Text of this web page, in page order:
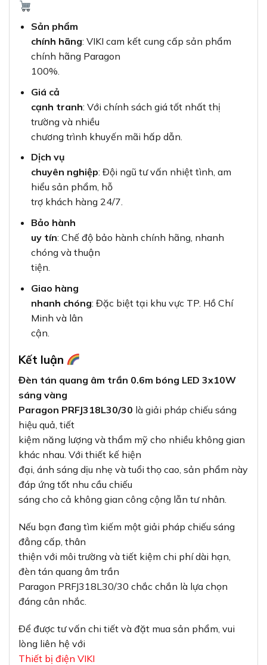
Sản phẩm
chính hãng: VIKI cam kết cung cấp sản phẩm
chính hãng Paragon
100%.
Giá cả
cạnh tranh: Với chính sách giá tốt nhất thị
trường và nhiều
chương trình khuyến mãi hấp dẫn.
Dịch vụ
chuyên nghiệp: Đội ngũ tư vấn nhiệt tình, am
hiểu sản phẩm, hỗ
trợ khách hàng 24/7.
Bảo hành
uy tín: Chế độ bảo hành chính hãng, nhanh
chóng và thuận
tiện.
Giao hàng
nhanh chóng: Đặc biệt tại khu vực TP. Hồ Chí
Minh và lân
cận.
Kết luận
Đèn tán quang âm trần 0.6m bóng LED 3x10W
sáng vàng
Paragon PRFJ318L30/30 là giải pháp chiếu sáng
hiệu quả, tiết
kiệm năng lượng và thẩm mỹ cho nhiều không gian
khác nhau. Với thiết kế hiện
đại, ánh sáng dịu nhẹ và tuổi thọ cao, sản phẩm này
đáp ứng tốt nhu cầu chiếu
sáng cho cả không gian công cộng lẫn tư nhân.
Nếu bạn đang tìm kiếm một giải pháp chiếu sáng
đẳng cấp, thân
thiện với môi trường và tiết kiệm chi phí dài hạn,
đèn tán quang âm trần
Paragon PRFJ318L30/30 chắc chắn là lựa chọn
đáng cân nhắc.
Để được tư vấn chi tiết và đặt mua sản phẩm, vui
lòng liên hệ với
Thiết bị điện VIKI